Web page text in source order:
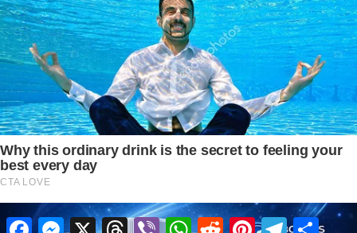
FacebookMessenger
X ThreadsViberWhatsApp
RedditPinterestTelegram
Share